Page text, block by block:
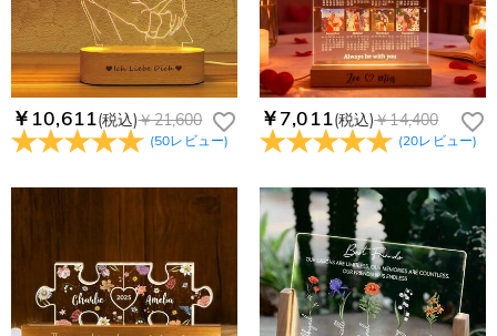
￥10,611(税込)￥21,600
(50レビュー)
￥7,011(税込)￥14,400
(20レビュー)